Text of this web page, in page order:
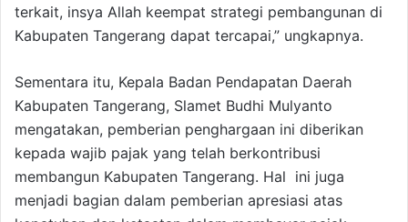
terkait, insya Allah keempat strategi pembangunan di
Kabupaten Tangerang dapat tercapai,” ungkapnya.
Sementara itu, Kepala Badan Pendapatan Daerah
Kabupaten Tangerang, Slamet Budhi Mulyanto
mengatakan, pemberian penghargaan ini diberikan
kepada wajib pajak yang telah berkontribusi
membangun Kabupaten Tangerang. Hal ini juga
menjadi bagian dalam pemberian apresiasi atas